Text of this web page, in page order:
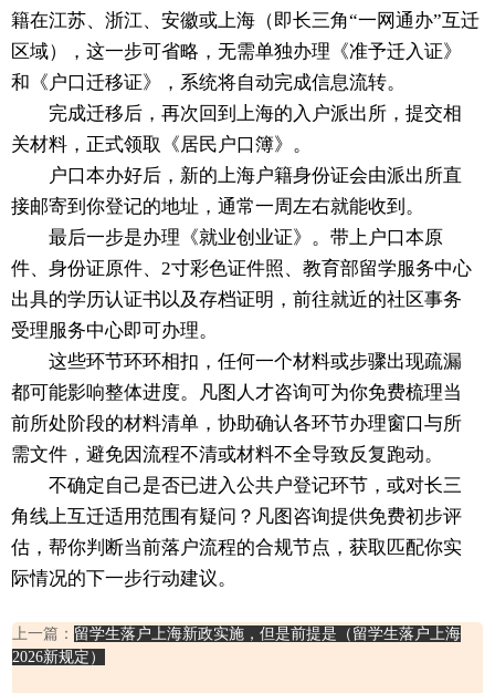
籍在江苏、浙江、安徽或上海（即长三角“一网通办”互迁
区域），这一步可省略，无需单独办理《准予迁入证》
和《户口迁移证》，系统将自动完成信息流转。
完成迁移后，再次回到上海的入户派出所，提交相
关材料，正式领取《居民户口簿》。
户口本办好后，新的上海户籍身份证会由派出所直
接邮寄到你登记的地址，通常一周左右就能收到。
最后一步是办理《就业创业证》。带上户口本原
件、身份证原件、2寸彩色证件照、教育部留学服务中心
出具的学历认证书以及存档证明，前往就近的社区事务
受理服务中心即可办理。
这些环节环环相扣，任何一个材料或步骤出现疏漏
都可能影响整体进度。凡图人才咨询可为你免费梳理当
前所处阶段的材料清单，协助确认各环节办理窗口与所
需文件，避免因流程不清或材料不全导致反复跑动。
不确定自己是否已进入公共户登记环节，或对长三
角线上互迁适用范围有疑问？凡图咨询提供免费初步评
估，帮你判断当前落户流程的合规节点，获取匹配你实
际情况的下一步行动建议。
上一篇： 留学生落户上海新政实施，但是前提是（留学生落户上海
2026新规定）